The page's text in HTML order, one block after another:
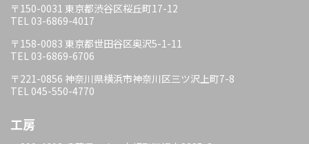
〒150-0031 東京都渋谷区桜丘町17-12
TEL 03-6869-4017
〒158-0083 東京都世田谷区奥沢5-1-11
TEL 03-6869-6706
〒221-0856 神奈川県横浜市神奈川区三ツ沢上町7-8
TEL 045-550-4770
工房